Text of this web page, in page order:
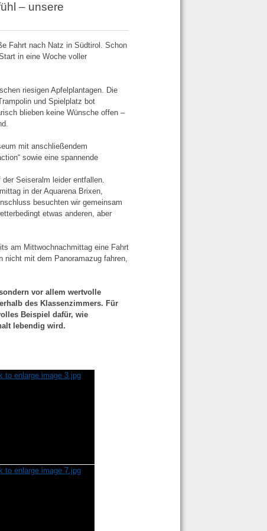
– unsere
Fahrt nach Natz in Südtirol. Schon
in eine Woche voller
riesigen Apfelplantagen. Die
und Spielplatz bot
blieben keine Wünsche offen –
mit anschließendem
sowie eine spannende
Seiseralm leider entfallen.
in der Aquarena Brixen,
besuchten wir gemeinsam
etwas anderen, aber
am Mittwochnachmittag eine Fahrt
nicht mit dem Panoramazug fahren,
vor allem wertvolle
des Klassenzimmers. Für
Beispiel dafür, wie
lebendig wird.